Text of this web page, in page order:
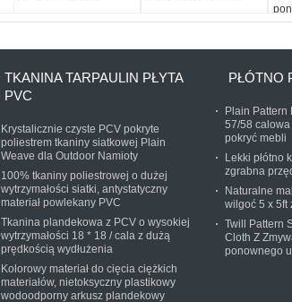
TKANINA TARPAULIN PŁYTA
PVC
Krystalicznie czyste PCV pokryte
poliestrem tkaniny siatkowej Plain
Weave dla Outdoor Namioty
100% tkaniny poliestrowej o dużej
wytrzymałości siatki, antystatyczny
materiał powlekany PVC
Tkanina plandekowa z PCV o wysokiej
wytrzymałości 18 * 18 / cala z dużą
prędkością wydłużenia
Kolorowy materiał do cięcia ciężkich
materiałów, nietoksyczny plastikowy
wodoodporny arkusz plandekowy
PŁÓTNO
Plain Pattern
57/58 calowa
pokryć mebli
Lekki płótno
zgrabna
Naturalne
wilgoć 5 x 5ft
Twill Pattern
Cloth Z
ponownego